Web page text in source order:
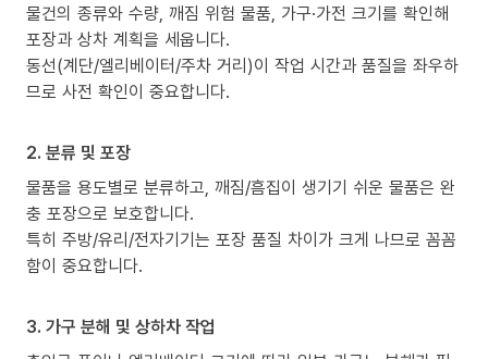
물건의 종류와 수량, 깨짐 위험 물품, 가구·가전 크기를 확인해
포장과 상차 계획을 세웁니다.
동선(계단/엘리베이터/주차 거리)이 작업 시간과 품질을 좌우하
므로 사전 확인이 중요합니다.
2. 분류 및 포장
물품을 용도별로 분류하고, 깨짐/흠집이 생기기 쉬운 물품은 완
충 포장으로 보호합니다.
특히 주방/유리/전자기기는 포장 품질 차이가 크게 나므로 꼼꼼
함이 중요합니다.
3. 가구 분해 및 상하차 작업